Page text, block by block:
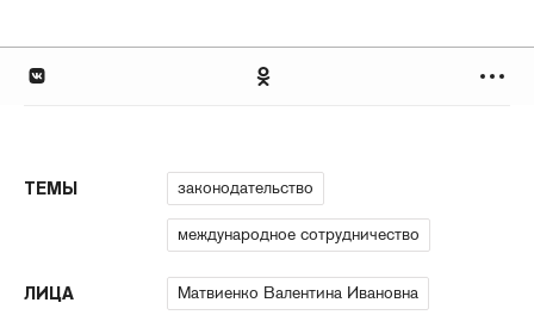
ТЕМЫ законодательство
международное сотрудничество
ЛИЦА Матвиенко Валентина Ивановна